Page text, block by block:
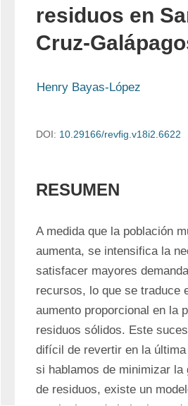
residuos en
Cruz-
Henry Bayas-López
DOI: 10.29166/revﬁg.v18i2.6622
RESUMEN
A medida que la población
aumenta, se intensifica la
satisfacer mayores
recursos, lo que se traduce
aumento proporcional en la
residuos sólidos. Este
difícil de revertir en la
si hablamos de minimizar la
de residuos, existe un